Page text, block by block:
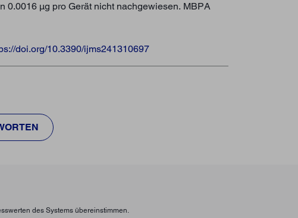
0.0016 μg pro Gerät nicht nachgewiesen. MBPA
doi.org/10.3390/ijms241310697
des Systems übereinstimmen.